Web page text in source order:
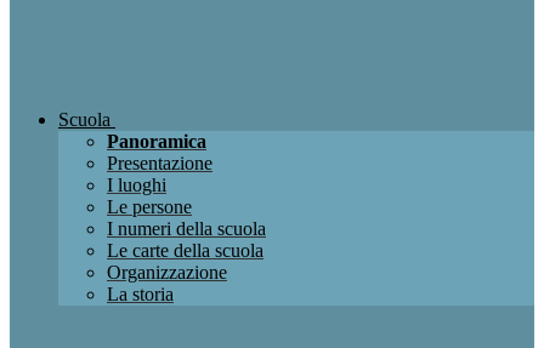
Scuola
Panoramica
Presentazione
I luoghi
Le persone
I numeri della scuola
Le carte della scuola
Organizzazione
La storia